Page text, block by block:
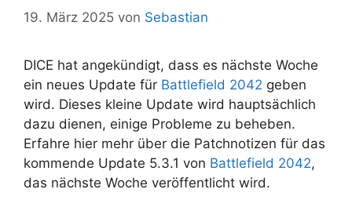
19. März 2025 von Sebastian
DICE hat angekündigt, dass es nächste Woche
ein neues Update für Battlefield 2042 geben
wird. Dieses kleine Update wird hauptsächlich
dazu dienen, einige Probleme zu beheben.
Erfahre hier mehr über die Patchnotizen für das
kommende Update 5.3.1 von Battlefield 2042,
das nächste Woche veröffentlicht wird.